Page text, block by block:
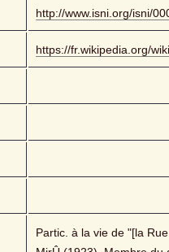
http://www.isni.org/isni/
https://fr.wikipedia.org/
Partic. à la vie de "[la